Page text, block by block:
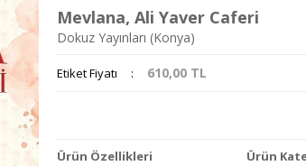
Mevlana, Ali Yaver Caferi
Dokuz Yayınları (Konya)
Etiket Fiyatı : 610,00 TL
Ürün Özellikleri
Ürün